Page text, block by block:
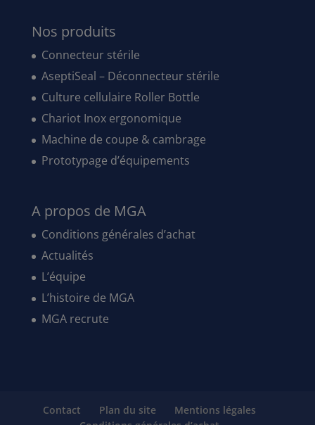
Nos produits
Connecteur stérile
AseptiSeal – Déconnecteur stérile
Culture cellulaire Roller Bottle
Chariot Inox ergonomique
Machine de coupe & cambrage
Prototypage d’équipements
A propos de MGA
Conditions générales d’achat
Actualités
L’équipe
L’histoire de MGA
MGA recrute
Contact Plan du site
Mentions légales